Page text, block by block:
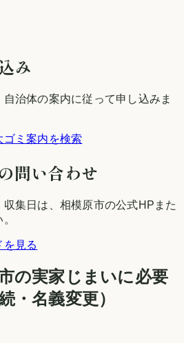
み
治体の案内に従って申し込みま
ミ案内を検索
問い合わせ
集日は、 相模原市の公式HPまた
を見る
の実家じまいに必要
・名義変更）